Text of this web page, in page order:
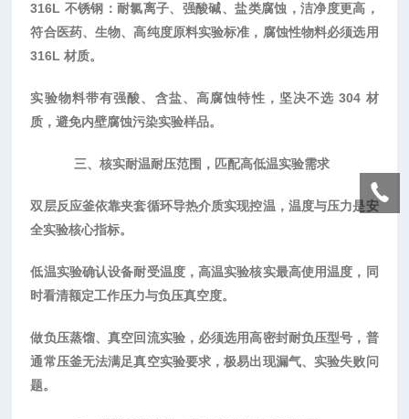
316L 不锈钢：耐氯离子、强酸碱、盐类腐蚀，洁净度更高，
符合医药、生物、高纯度原料实验标准，腐蚀性物料必须选用
316L 材质。
实验物料带有强酸、含盐、高腐蚀特性，坚决不选 304 材
质，避免内壁腐蚀污染实验样品。
三、核实耐温耐压范围，匹配高低温实验需求
双层反应釜依靠夹套循环导热介质实现控温，温度与压力是安
全实验核心指标。
低温实验确认设备耐受温度，高温实验核实最高使用温度，同
时看清额定工作压力与负压真空度。
做负压蒸馏、真空回流实验，必须选用高密封耐负压型号，普
通常压釜无法满足真空实验要求，极易出现漏气、实验失败问
题。